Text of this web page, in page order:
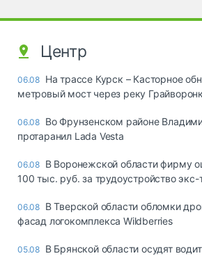
Центр
06.08 На трассе Курск – Касторное
метровый мост через реку
06.08 Во Фрунзенском районе
протаранил Lada Vesta
06.08 В Воронежской области фирму
100 тыс. руб. за трудоустройство
06.08 В Тверской области обломки
фасад логокомплекса Wildberries
05.08 В Брянской области осудят